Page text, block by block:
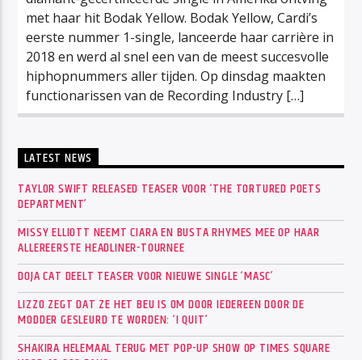
met haar hit Bodak Yellow. Bodak Yellow, Cardi’s
eerste nummer 1-single, lanceerde haar carrière in
2018 en werd al snel een van de meest succesvolle
hiphopnummers aller tijden. Op dinsdag maakten
functionarissen van de Recording Industry […]
LATEST NEWS
TAYLOR SWIFT RELEASED TEASER VOOR ‘THE TORTURED POETS
DEPARTMENT’
MISSY ELLIOTT NEEMT CIARA EN BUSTA RHYMES MEE OP HAAR
ALLEREERSTE HEADLINER-TOURNEE
DOJA CAT DEELT TEASER VOOR NIEUWE SINGLE ‘MASC’
LIZZO ZEGT DAT ZE HET BEU IS OM DOOR IEDEREEN DOOR DE
MODDER GESLEURD TE WORDEN: ‘I QUIT’
SHAKIRA HELEMAAL TERUG MET POP-UP SHOW OP TIMES SQUARE